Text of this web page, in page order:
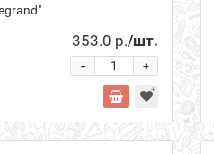
353.0 р./шт.
+
-